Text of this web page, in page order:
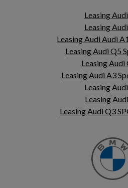
Leasing
Leasing
Leasing Audi Audi
Leasing Audi Q5
Leasing Audi
Leasing Audi A3
Leasing
Leasing
Leasing Audi Q3